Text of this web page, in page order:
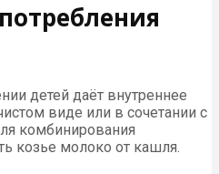
детей даёт внутреннее
виде или в сочетании с
комбинирования
козье молоко от кашля.